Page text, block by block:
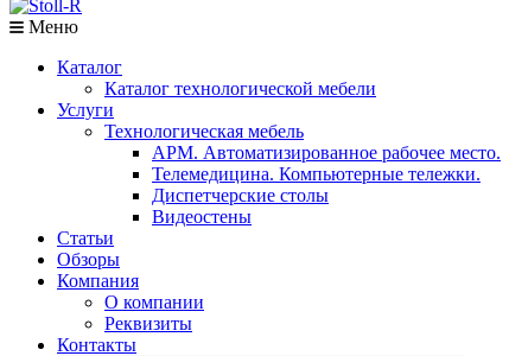
Меню
Каталог
Каталог технологической мебели
Услуги
Технологическая мебель
АРМ. Автоматизированное рабочее место.
Телемедицина. Компьютерные тележки.
Диспетчерские столы
Видеостены
Статьи
Обзоры
Компания
О компании
Реквизиты
Контакты